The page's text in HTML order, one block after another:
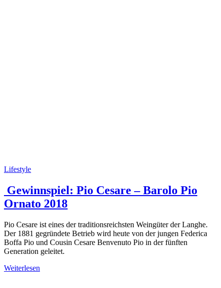
Lifestyle
Gewinnspiel: Pio Cesare – Barolo Pio
Ornato 2018
Pio Cesare ist eines der traditionsreichsten Weingüter der Langhe.
Der 1881 gegründete Betrieb wird heute von der jungen Federica
Boffa Pio und Cousin Cesare Benvenuto Pio in der fünften
Generation geleitet.
Weiterlesen